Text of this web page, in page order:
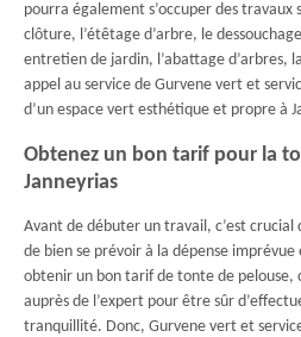
pourra également s’occuper des travaux
clôture, l’étêtage d’arbre, le
entretien de jardin, l’abattage d’arbres,
appel au service de Gurvene vert et
d’un espace vert esthétique et propre à
Obtenez un bon tarif pour la
Janneyrias
Avant de débuter un travail, c’est crucial
de bien se prévoir à la dépense
obtenir un bon tarif de tonte de pelouse,
auprès de l’expert pour être sûr
tranquillité. Donc, Gurvene vert et